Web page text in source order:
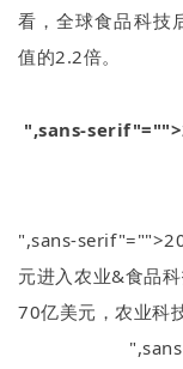
看，全球食品科技
值的2.2倍。
",sans-
",sans-
元进入农业&食品
70亿美元，农业科